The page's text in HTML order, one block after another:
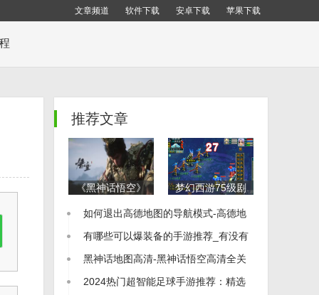
文章频道 软件下载 安卓下载 苹果下载
推荐文章
《黑神话悟空》
全地图一览及收
集品位置指南
梦幻西游75级剧
流程详细攻略
如何退出高德地图的导航模式-高德地
图怎么退出导航
有哪些可以爆装备的手游推荐_有没有
可以爆装备的手游
黑神话地图高清-黑神话悟空高清全关
卡地图图片
2024热门超智能足球手游推荐：精选